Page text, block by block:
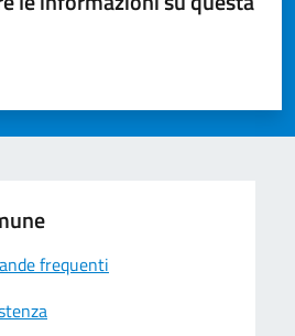
stelle su 5
su 5
5
frequenti